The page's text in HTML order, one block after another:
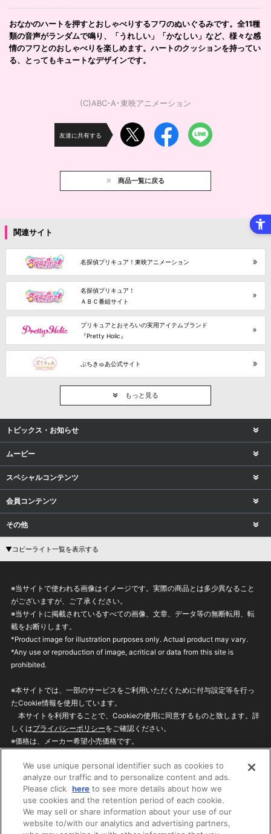
おなかのハートを押すとおしゃべりするフワのぬいぐるみです。全11種
類の音声がランダムで鳴り、「うれしい」「かなしい」など、様々な感
情のフワとのおしゃべりを楽しめます。ハートのクッションを持ってい
る、とってもキュートなデザインです。
(C)ABC-A･東映アニメーション
友達に共有する
商品一覧に戻る
関連サイト
名探偵プリキュア！東映アニメーション
名探偵プリキュア！
ＡＢＣ番組サイト
プリキュアとおそろいの実用アイテムブランド
『Pretty Holic』
ぷちきゅあ公式サイト
もっと見る
トピックス・お知らせ
ムービー
スペシャルコンテンツ
会員コンテンツ
その他
▼コピーライト一覧を表示する
※当サイトで使われる画像はイメージです。実際の商品とは多少異なること
がございますが、ご了承ください。
※当サイトに掲載されているすべての画像、文章、データ等の無断転用、転
載をお断りします。
*Product image for illustration purposes only. Actual product may vary.
*Any use or reproduction of image, acritical or data from this site is
prohibited.
※本サイトでは、一部のサービスをご利用いただくために付与設定等を行っ
たCookie情報を使用しています。
本サイトを利用することで、Cookieの使用に同意するものと致します。詳
しくはプライバシーポリシーをご確認ください。
※価格は、メーカー希望小売価格です。
ざいますのでご了承ください。
privacypolicy
Do Not Sell or Share My
Personal Information
ウェブサイトご利用条件
ソーシャルメディアポリシー
We use unique personal identifier such as cookies to
analyze our traffic and to personalize content and ads.
Please click here to see more details about how we
use cookies and the retention period of each cookie.
We may sell or share information about your use of our
website to/with our analytics and advertising partners,